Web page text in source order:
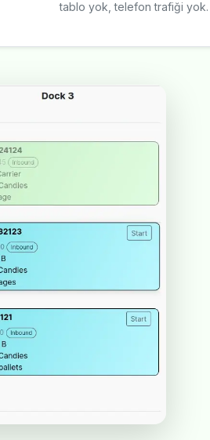
tablo yok, telefon trafiği yok.